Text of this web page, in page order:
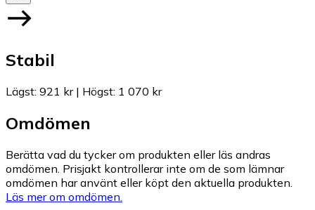
Stabil
Lägst: 921 kr| Högst: 1 070 kr
Omdömen
Berätta vad du tycker om produkten eller läs andras
omdömen. Prisjakt kontrollerar inte om de som lämnar
omdömen har använt eller köpt den aktuella produkten.
Läs mer om omdömen.